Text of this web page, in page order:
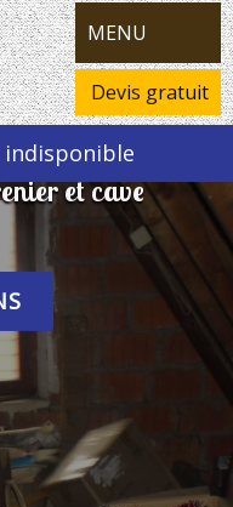
MENU
Devis gratuit
indisponible
et cave